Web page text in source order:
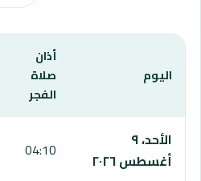
اليوم
أذان
صلاة
الفجر
الأحد، ٩
أغسطس ٢٠٢٦
04:10